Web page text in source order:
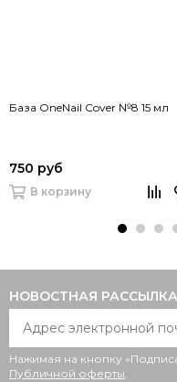
База OneNail Cover №8 15 мл
750 руб
В корзину
НОВОСТНАЯ РАССЫЛКА
Нажимая на кнопку
Публичной оферты.